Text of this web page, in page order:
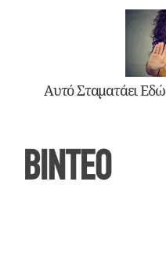
Αυτό Σταματάει Εδώ
ΒΙΝΤΕΟ